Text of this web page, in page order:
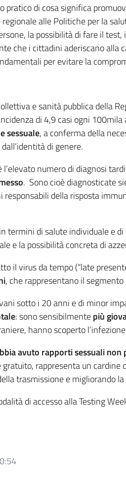
pratico di cosa significa
alle Politiche per la
la possibilità di fare il
che i cittadini aderiscano
per evitare la
e sanità pubblica della
di 4,9 casi ogni
sessuale, a conferma della
di genere.
numero di diagnosi
. Sono cioè diagnosticate
responsabili della risposta
termini di salute individuale e
e la possibilità concreta di
il virus da tempo (“late
, che rappresentano il
sotto i 20 anni e di minor
: sono sensibilmentepiù
hanno scoperto
avuto rapporti sessuali
rappresenta un
trasmissione e migliorando
di accesso alla Testing